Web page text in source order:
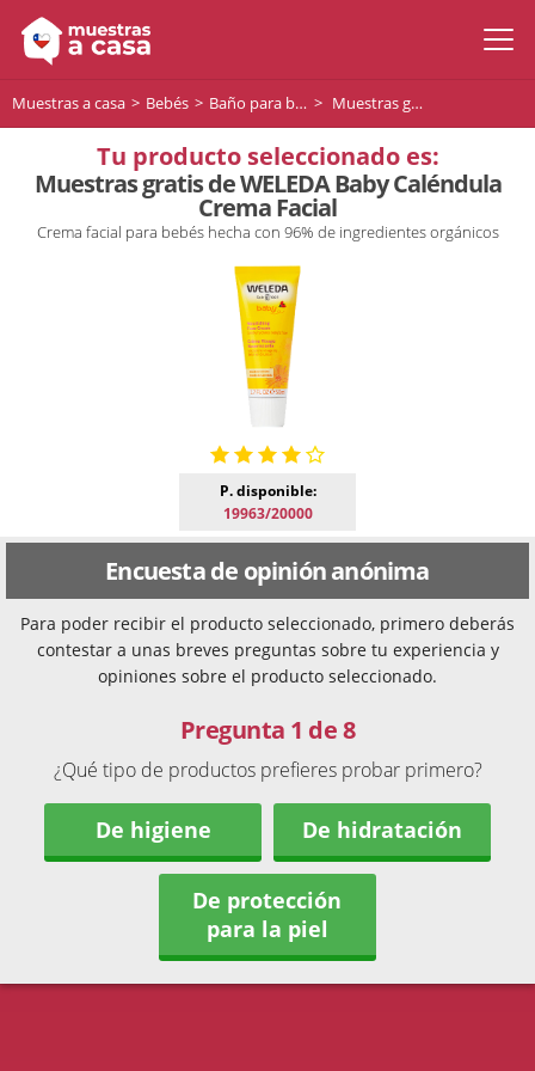
Muestras a casa Bebés Baño para bebés Muestras gratis de WELEDA Baby Caléndula Crema Facial
Tu producto seleccionado es:
Muestras gratis de WELEDA Baby Caléndula
Crema Facial
Crema facial para bebés hecha con 96% de ingredientes orgánicos
P. disponible:
19963/20000
Encuesta de opinión anónima
Para poder recibir el producto seleccionado, primero deberás
contestar a unas breves preguntas sobre tu experiencia y
opiniones sobre el producto seleccionado.
Pregunta 1 de 8
¿Qué tipo de productos prefieres probar primero?
De higiene De hidratación
De protección
para la piel